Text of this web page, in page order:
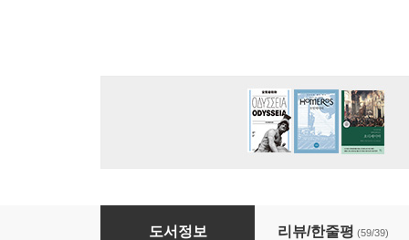
저는 삼풍 생존자입니다
도서정보 리뷰/한줄평 (59/39)